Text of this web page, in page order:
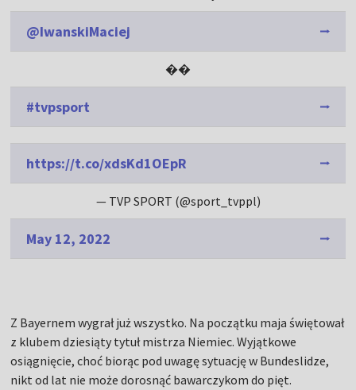
@IwanskiMaciej
��
#tvpsport
https://t.co/xdsKd1OEpR
— TVP SPORT (@sport_tvppl)
May 12, 2022
Z Bayernem wygrał już wszystko. Na początku maja świętował
z klubem dziesiąty tytuł mistrza Niemiec. Wyjątkowe
osiągnięcie, choć biorąc pod uwagę sytuację w Bundeslidze,
nikt od lat nie może dorosnąć bawarczykom do pięt.